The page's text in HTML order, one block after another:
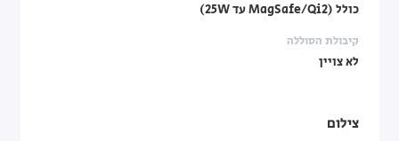
כולל (MagSafe/Qi2 עד 25W)
קיבולת הסוללה
לא צויין
צילום